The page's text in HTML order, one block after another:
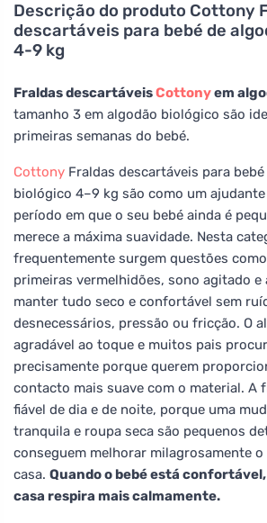
Descrição do produto Cottony
descartáveis para bebé de
4-9 kg
Fraldas descartáveisCottonyem
tamanho 3 em algodão biológico são
primeiras semanas do bebé.
Cottony Fraldas descartáveis para
biológico 4–9 kg são como um
período em que o seu bebé ainda é
merece a máxima suavidade. Nesta
frequentemente surgem questões
primeiras vermelhidões, sono agitado e
manter tudo seco e confortável sem
desnecessários, pressão ou fricção. O
agradável ao toque e muitos pais
precisamente porque querem
contacto mais suave com o material. A
fiável de dia e de noite, porque uma
tranquila e roupa seca são pequenos
conseguem melhorar milagrosamente
casa. Quando o bebé está
casa respira mais calmamente.